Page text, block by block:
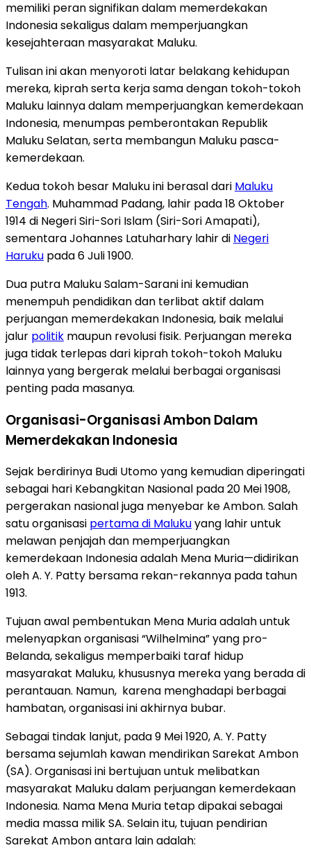
memiliki peran signifikan dalam memerdekakan
Indonesia sekaligus dalam memperjuangkan
kesejahteraan masyarakat Maluku.
Tulisan ini akan menyoroti latar belakang kehidupan
mereka, kiprah serta kerja sama dengan tokoh-tokoh
Maluku lainnya dalam memperjuangkan kemerdekaan
Indonesia, menumpas pemberontakan Republik
Maluku Selatan, serta membangun Maluku pasca-
kemerdekaan.
Kedua tokoh besar Maluku ini berasal dari Maluku
Tengah. Muhammad Padang, lahir pada 18 Oktober
1914 di Negeri Siri-Sori Islam (Siri-Sori Amapati),
sementara Johannes Latuharhary lahir di Negeri
Haruku pada 6 Juli 1900.
Dua putra Maluku Salam-Sarani ini kemudian
menempuh pendidikan dan terlibat aktif dalam
perjuangan memerdekakan Indonesia, baik melalui
jalur politik maupun revolusi fisik. Perjuangan mereka
juga tidak terlepas dari kiprah tokoh-tokoh Maluku
lainnya yang bergerak melalui berbagai organisasi
penting pada masanya.
Organisasi-Organisasi Ambon Dalam
Memerdekakan Indonesia
Sejak berdirinya Budi Utomo yang kemudian diperingati
sebagai hari Kebangkitan Nasional pada 20 Mei 1908,
pergerakan nasional juga menyebar ke Ambon. Salah
satu organisasi pertama di Malukuyang lahir untuk
melawan penjajah dan memperjuangkan
kemerdekaan Indonesia adalah Mena Muria—didirikan
oleh A. Y. Patty bersama rekan-rekannya pada tahun
1913.
Tujuan awal pembentukan Mena Muria adalah untuk
melenyapkan organisasi “Wilhelmina” yang pro-
Belanda, sekaligus memperbaiki taraf hidup
masyarakat Maluku, khususnya mereka yang berada di
perantauan. Namun, karena menghadapi berbagai
hambatan, organisasi ini akhirnya bubar.
Sebagai tindak lanjut, pada 9 Mei 1920, A. Y. Patty
bersama sejumlah kawan mendirikan Sarekat Ambon
(SA). Organisasi ini bertujuan untuk melibatkan
masyarakat Maluku dalam perjuangan kemerdekaan
Indonesia. Nama Mena Muria tetap dipakai sebagai
media massa milik SA. Selain itu, tujuan pendirian
Sarekat Ambon antara lain adalah: